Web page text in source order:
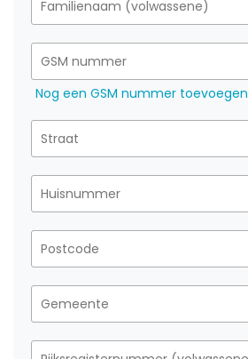
Nog een GSM nummer toevoegen